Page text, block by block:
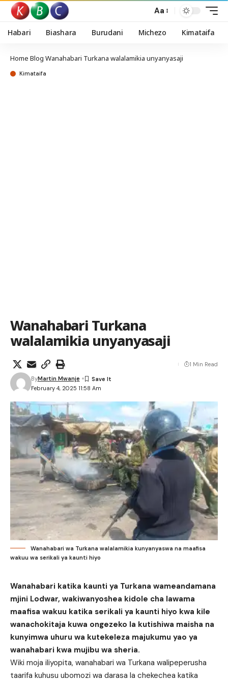
Aa
Habari Biashara Burudani Michezo Kimataifa
Home Blog Wanahabari Turkana walalamikia unyanyasaji
Kimataifa
Wanahabari Turkana
walalamikia unyanyasaji
February 4, 2025 11:58 Am
ByMartin Mwanje
1 Min Read
Wanahabari wa Turkana walalamikia kunyanyaswa na maafisa
wakuu wa serikali ya kaunti hiyo
Wanahabari katika kaunti ya Turkana wameandamana
mjini Lodwar, wakiwanyoshea kidole cha lawama
maafisa wakuu katika serikali ya kaunti hiyo kwa kile
wanachokitaja kuwa ongezeko la kutishiwa maisha na
kunyimwa uhuru wa kutekeleza majukumu yao ya
wanahabari kwa mujibu wa sheria.
Wiki moja iliyopita, wanahabari wa Turkana walipeperusha
taarifa kuhusu ubomozi wa darasa la chekechea katika